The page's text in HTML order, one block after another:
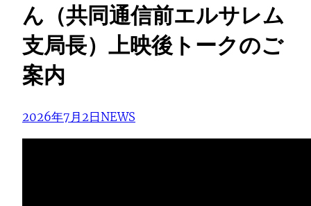
ん（共同通信前エルサレム
支局長）上映後トークのご
案内
2026年7月2日NEWS